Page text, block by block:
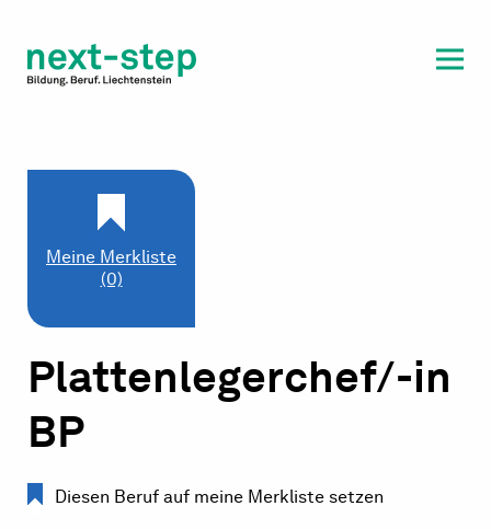
Beratung & Unterstützung
Meine Merkliste
(0)
Plattenlegerchef/-in
BP
Diesen Beruf auf meine Merkliste setzen